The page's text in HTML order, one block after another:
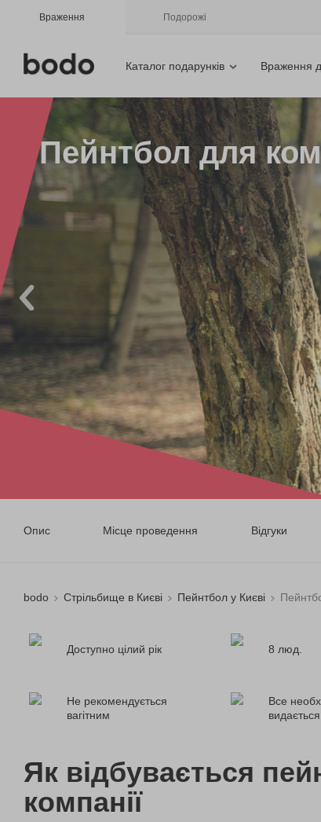
Враження Подорожі
Каталог подарунків Враження
Пейнтбол для
Опис Місце проведення Відгуки
bodo Стрільбище в Києві Пейнтбол у Києві
Доступно цілий рік 8 люд.
Не рекомендується
вагітним
Все
видається
Як відбувається
компанії